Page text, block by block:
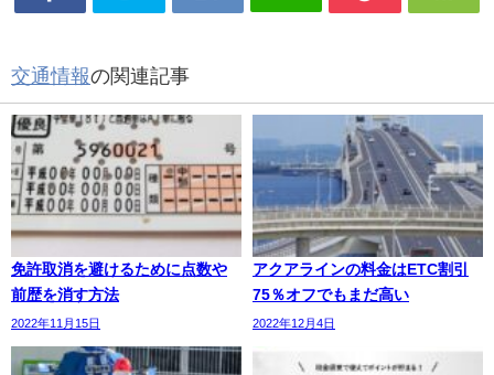
交通情報の関連記事
免許取消を避けるために点数や
前歴を消す方法
2022年11月15日
アクアラインの料金はETC割引
75％オフでもまだ高い
2022年12月4日